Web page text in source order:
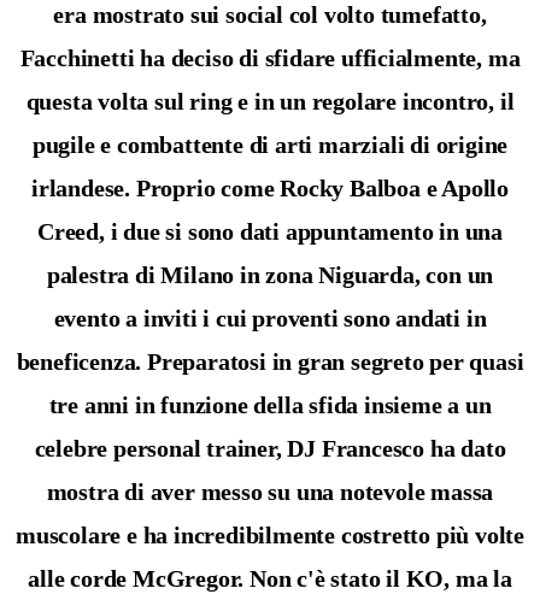
era mostrato sui social col volto tumefatto,
Facchinetti ha deciso di sfidare ufficialmente, ma
questa volta sul ring e in un regolare incontro, il
pugile e combattente di arti marziali di origine
irlandese. Proprio come Rocky Balboa e Apollo
Creed, i due si sono dati appuntamento in una
palestra di Milano in zona Niguarda, con un
evento a inviti i cui proventi sono andati in
beneficenza. Preparatosi in gran segreto per quasi
tre anni in funzione della sfida insieme a un
celebre personal trainer, DJ Francesco ha dato
mostra di aver messo su una notevole massa
muscolare e ha incredibilmente costretto più volte
alle corde McGregor. Non c'è stato il KO, ma la